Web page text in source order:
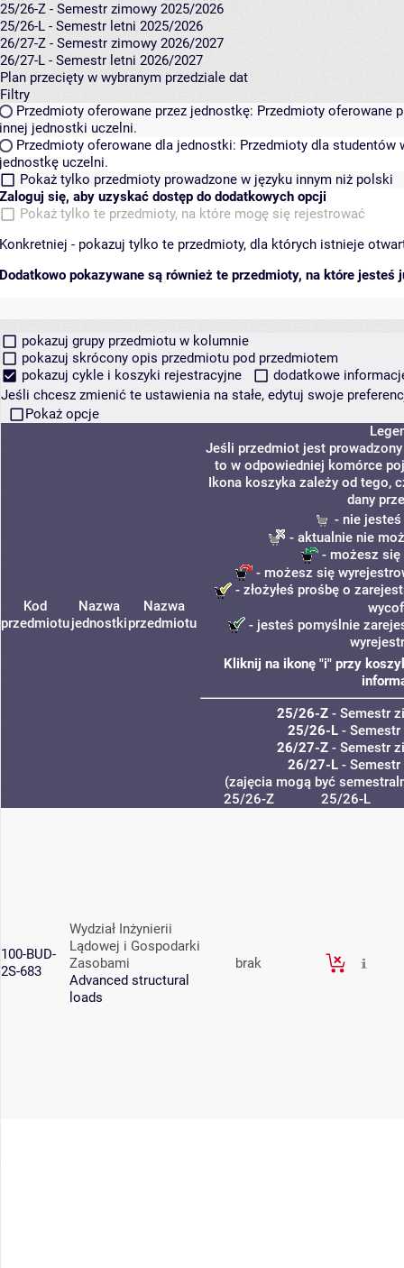
25/26-Z - Semestr zimowy 2025/2026
25/26-L - Semestr letni 2025/2026
26/27-Z - Semestr zimowy 2026/2027
26/27-L - Semestr letni 2026/2027
Plan przecięty w wybranym przedziale dat
Filtry
Przedmioty oferowane przez jednostkę: Przedmioty oferowane
innej jednostki uczelni.
Przedmioty oferowane dla jednostki: Przedmioty dla studentów
jednostkę uczelni.
Pokaż tylko przedmioty prowadzone w języku innym niż polski
Zaloguj się, aby uzyskać dostęp do dodatkowych opcji
Pokaż tylko te przedmioty, na które mogę się rejestrować
Konkretniej - pokazuj tylko te przedmioty, dla których istnieje
Dodatkowo pokazywane są również te przedmioty, na które jesteś
pokazuj grupy przedmiotu w kolumnie
pokazuj skrócony opis przedmiotu pod przedmiotem
pokazuj cykle i koszyki rejestracyjne
dodatkowe
Jeśli chcesz zmienić te ustawienia na stałe, edytuj swoje
Pokaż opcje
Kod
przedmiotu
Nazwa
jednostki
Nazwa
przedmiotu
Jeśli przedmiot jest
to w odpowiedniej komórce
Ikona koszyka zależy od tego,
dany
- nie
- aktualnie nie
- możesz
- możesz się
- złożyłeś prośbę o
- jesteś pomyślnie
Kliknij na ikonę "i" przy
25/26-Z- Semestr
25/26-L-
26/27-Z- Semestr
26/27-L-
(zajęcia mogą być
25/26-Z
25/26-L
100-BUD-
2S-683
Wydział Inżynierii
Lądowej i Gospodarki
Zasobami
Advanced structural
loads
brak